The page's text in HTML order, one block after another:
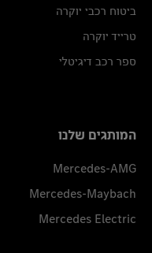
ביטוח רכבי יוקרה
טרייד יוקרה
ספר רכב דיגיטלי
המותגים שלנו
Mercedes-AMG
Mercedes-Maybach
Mercedes Electric